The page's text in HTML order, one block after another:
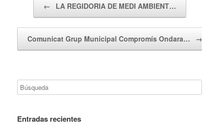
← LA REGIDORIA DE MEDI AMBIENT…
Comunicat Grup Municipal Compromís Ondara… →
Entradas recientes